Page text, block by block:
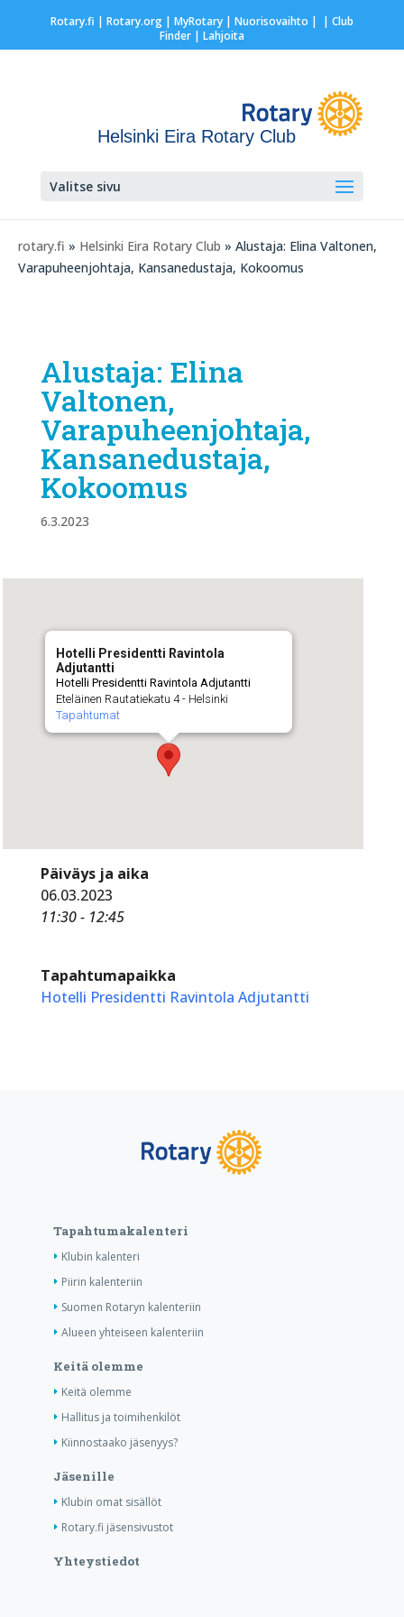
Rotary.fi | Rotary.org| MyRotary | Nuorisovaihto | | Club
Finder| Lahjoita
Helsinki Eira Rotary Club
Valitse sivu
rotary.fi » Helsinki Eira Rotary Club » Alustaja: Elina Valtonen,
Varapuheenjohtaja, Kansanedustaja, Kokoomus
Alustaja: Elina
Valtonen,
Varapuheenjohtaja,
Kansanedustaja,
Kokoomus
6.3.2023
Hotelli Presidentti Ravintola
Adjutantti
Hotelli Presidentti Ravintola Adjutantti
Eteläinen Rautatiekatu 4 - Helsinki
Tapahtumat
Päiväys ja aika
06.03.2023
11:30 - 12:45
Tapahtumapaikka
Hotelli Presidentti Ravintola Adjutantti
Tapahtumakalenteri
Klubin kalenteri
Piirin kalenteriin
Suomen Rotaryn kalenteriin
Alueen yhteiseen kalenteriin
Keitä olemme
Keitä olemme
Hallitus ja toimihenkilöt
Kiinnostaako jäsenyys?
Jäsenille
Klubin omat sisällöt
Rotary.fi jäsensivustot
Yhteystiedot